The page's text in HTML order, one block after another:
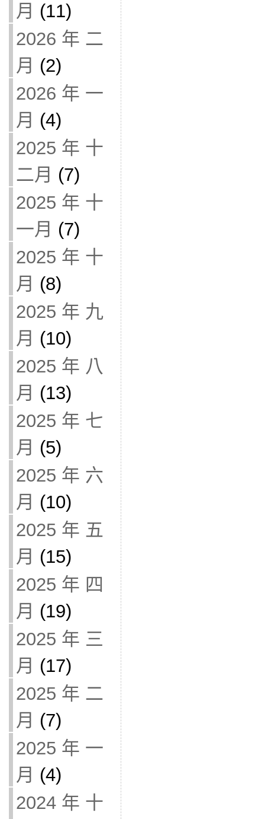
月 (11)
2026 年 二
月 (2)
2026 年 一
月 (4)
2025 年 十
二月 (7)
2025 年 十
一月 (7)
2025 年 十
月 (8)
2025 年 九
月 (10)
2025 年 八
月 (13)
2025 年 七
月 (5)
2025 年 六
月 (10)
2025 年 五
月 (15)
2025 年 四
月 (19)
2025 年 三
月 (17)
2025 年 二
月 (7)
2025 年 一
月 (4)
2024 年 十